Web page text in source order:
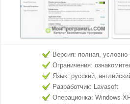
Версия: полная,
Ограничения:
Язык: русский,
Разработчик: Lavasoft
Операционка: Windows